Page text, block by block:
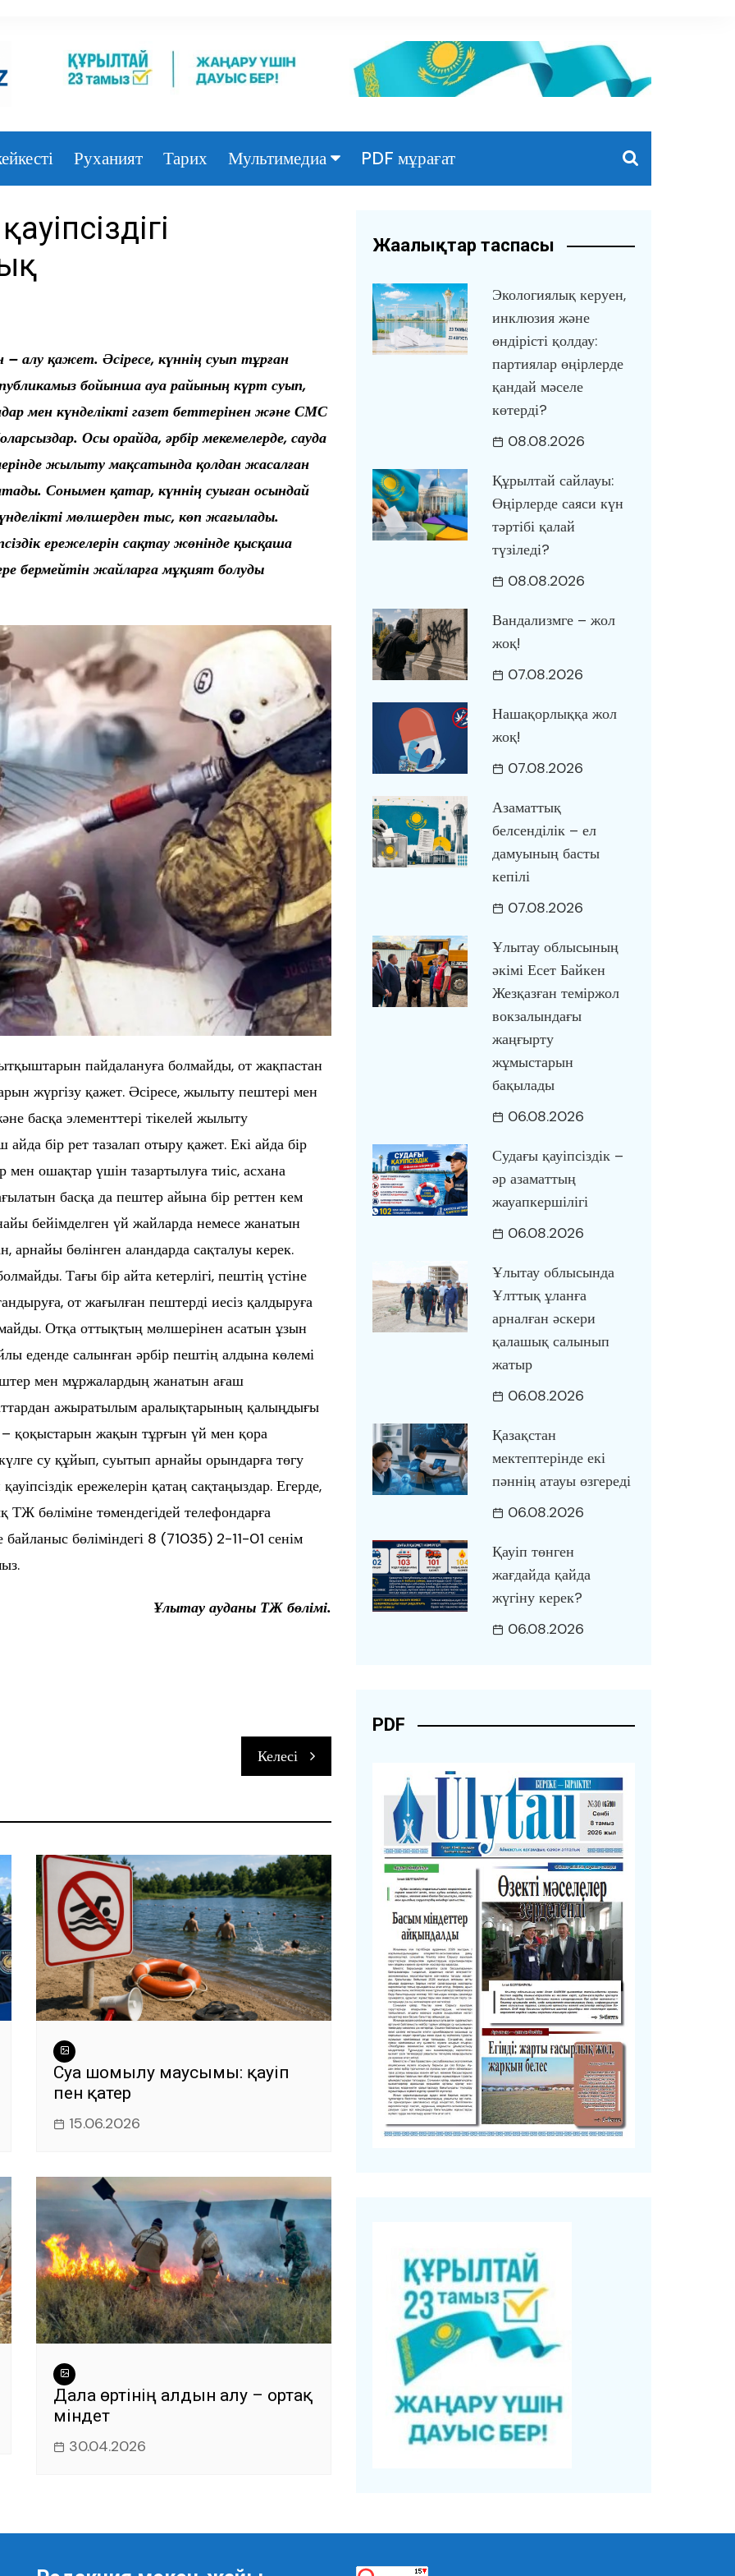
Руханият Тарих Мультимедиа PDF мұрағат
алу қажет. Әсіресе, күннің суып тұрған
бойынша ауа райының күрт суып,
мен күнделікті газет беттерінен және СМС
Осы орайда, әрбір мекемелерде, сауда
жылыту мақсатында қолдан жасалған
Сонымен қатар, күннің суыған осындай
мөлшерден тыс, көп жағылады.
ережелерін сақтау жөнінде қысқаша
бермейтін жайларға мұқият болуды
пайдалануға болмайды, от жақпастан
жүргізу қажет. Әсіресе, жылыту пештері мен
басқа элементтері тікелей жылыту
бір рет тазалап отыру қажет. Екі айда бір
мен ошақтар үшін тазартылуға тиіс, асхана
басқа да пештер айына бір реттен кем
бейімделген үй жайларда немесе жанатын
бөлінген аландарда сақталуы керек.
Тағы бір айта кетерлігі, пештің үстіне
от жағылған пештерді иесіз қалдыруға
Отқа оттықтың мөлшерінен асатын ұзын
еденде салынған әрбір пештің алдына көлемі
мен мұржалардың жанатын ағаш
ажыратылым аралықтарының қалыңдығы
жақын тұрғын үй мен қора
су құйып, суытып арнайы орындарға төгу
ережелерін қатаң сақтаңыздар. Егерде,
ТЖ бөліміне төмендегідей телефондарға
байланыс бөліміндегі 8 (71035) 2-11-01 сенім
Ұлытау ауданы ТЖ бөлімі.
Келесі
Суға шомылу маусымы: қауіп
пен қатер
15.06.2026
Дала өртінің алдын алу – ортақ
міндет
30.04.2026
Жаңалықтар таспасы
Экологиялық керуен,
инклюзия және
өндірісті қолдау:
партиялар өңірлерде
қандай мәселе
көтерді?
08.08.2026
Құрылтай сайлауы:
Өңірлерде саяси күн
тәртібі қалай
түзіледі?
08.08.2026
Вандализмге – жол
жоқ!
07.08.2026
Нашақорлыққа жол
жоқ!
07.08.2026
Азаматтық
белсенділік – ел
дамуының басты
кепілі
07.08.2026
Ұлытау облысының
әкімі Есет Байкен
Жезқазған теміржол
вокзалындағы
жаңғырту
жұмыстарын
бақылады
06.08.2026
Судағы қауіпсіздік –
әр азаматтың
жауапкершілігі
06.08.2026
Ұлытау облысында
Ұлттық ұланға
арналған әскери
қалашық салынып
жатыр
06.08.2026
Қазақстан
мектептерінде екі
пәннің атауы өзгереді
06.08.2026
Қауіп төнген
жағдайда қайда
жүгіну керек?
06.08.2026
PDF